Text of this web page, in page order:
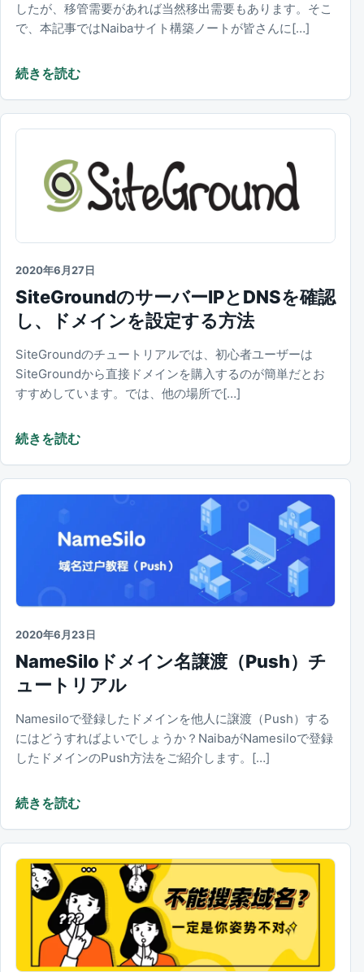
したが、移管需要があれば当然移出需要もあります。そこ
で、本記事ではNaibaサイト構築ノートが皆さんに[…]
続きを読む
2020年6月27日
SiteGroundのサーバーIPとDNSを確認
し、ドメインを設定する方法
SiteGroundのチュートリアルでは、初心者ユーザーは
SiteGroundから直接ドメインを購入するのが簡単だとお
すすめしています。では、他の場所で[…]
続きを読む
2020年6月23日
NameSiloドメイン名譲渡（Push）チ
ュートリアル
Namesiloで登録したドメインを他人に譲渡（Push）する
にはどうすればよいでしょうか？NaibaがNamesiloで登録
したドメインのPush方法をご紹介します。[…]
続きを読む